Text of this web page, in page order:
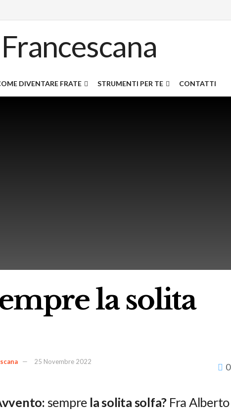
DIVENTARE FRATE STRUMENTI PER TE CONTATTI
la solita
25 Novembre 2022
0
sempre la solita solfa? Fra Alberto